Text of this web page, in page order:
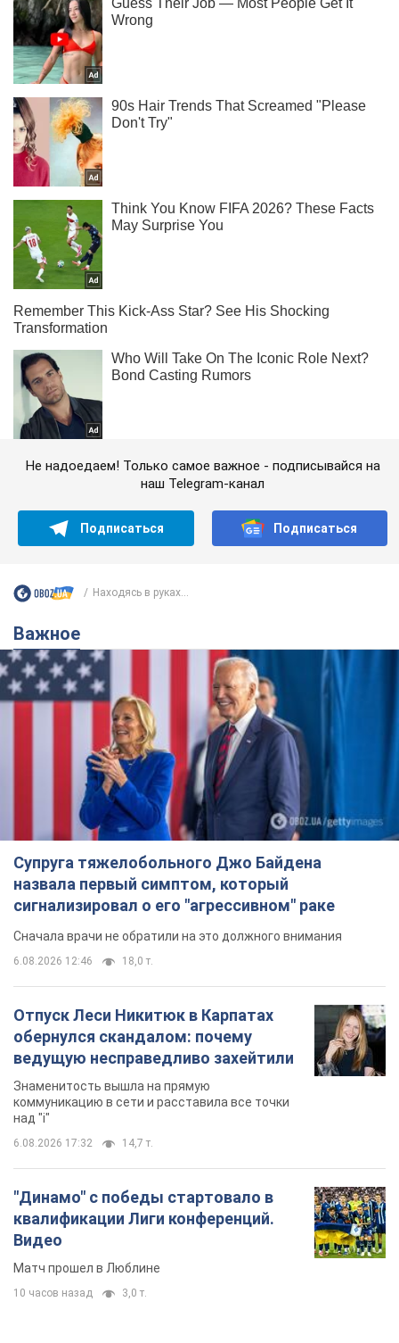
Не надоедаем! Только самое важное - подписывайся на
наш Telegram-канал
Подписаться Подписаться
Находясь в руках...
Важное
Супруга тяжелобольного Джо Байдена
назвала первый симптом, который
сигнализировал о его "агрессивном" раке
Сначала врачи не обратили на это должного внимания
6.08.2026 12:46 18,0 т.
Отпуск Леси Никитюк в Карпатах
обернулся скандалом: почему
ведущую несправедливо захейтили
Знаменитость вышла на прямую
коммуникацию в сети и расставила все точки
над "i"
6.08.2026 17:32 14,7 т.
"Динамо" с победы стартовало в
квалификации Лиги конференций.
Видео
Матч прошел в Люблине
10 часов назад 3,0 т.